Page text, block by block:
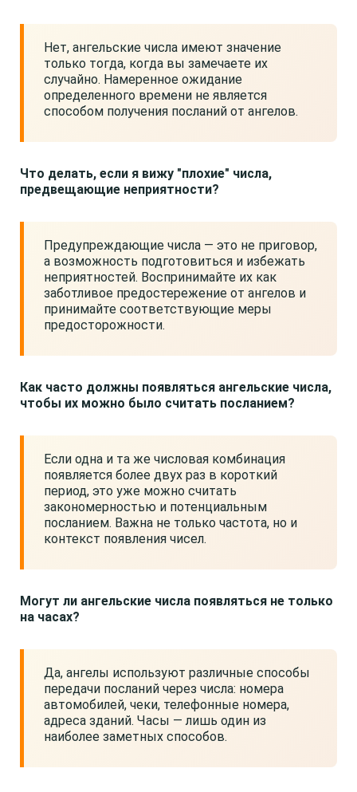
Нет, ангельские числа имеют значение
только тогда, когда вы замечаете их
случайно. Намеренное ожидание
определенного времени не является
способом получения посланий от ангелов.
Что делать, если я вижу "плохие" числа,
предвещающие неприятности?
Предупреждающие числа — это не приговор,
а возможность подготовиться и избежать
неприятностей. Воспринимайте их как
заботливое предостережение от ангелов и
принимайте соответствующие меры
предосторожности.
Как часто должны появляться ангельские числа,
чтобы их можно было считать посланием?
Если одна и та же числовая комбинация
появляется более двух раз в короткий
период, это уже можно считать
закономерностью и потенциальным
посланием. Важна не только частота, но и
контекст появления чисел.
Могут ли ангельские числа появляться не только
на часах?
Да, ангелы используют различные способы
передачи посланий через числа: номера
автомобилей, чеки, телефонные номера,
адреса зданий. Часы — лишь один из
наиболее заметных способов.